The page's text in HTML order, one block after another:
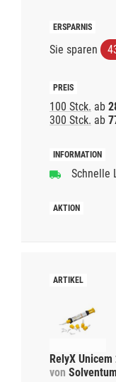
Sie sparen
100 Stck. ab
300 Stck. ab
Schnelle
RelyX
von